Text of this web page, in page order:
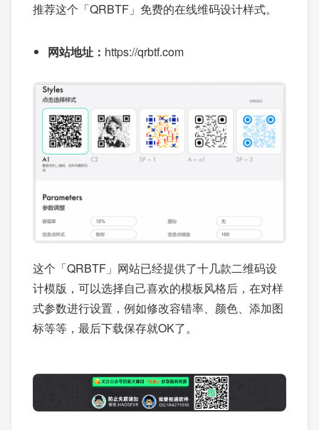
推荐这个「QRBTF」免费的在线维码设计样式。
网站地址： https://qrbtf.com
这个「QRBTF」网站已经提供了十几款二维码设
计模版，可以选择自己喜欢的模板风格后，在对样
式参数进行设置，例如修改容错率、颜色、添加图
标等等，最后下载保存就OK了。